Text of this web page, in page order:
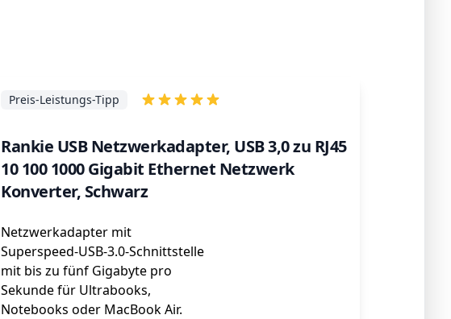
Rankie USB Netzwerkadapter, USB 3,0 zu RJ45
10 100 1000 Gigabit Ethernet Netzwerk
Konverter, Schwarz
Preis-Leistungs-Tipp
Netzwerkadapter mit
Superspeed-USB-3.0-Schnittstelle
mit bis zu fünf Gigabyte pro
Sekunde für Ultrabooks,
Notebooks oder MacBook Air.